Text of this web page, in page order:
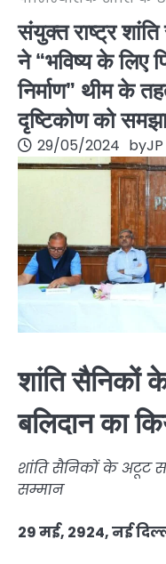
संयुक्त राष्ट्र
ने “भविष्य के लिए
निर्माण” थीम के
दृष्टिकोण को
29/05/2024 by
शांति सैनिकों
बलिदान का
शांति सैनिकों के अटूट
सम्मान
29 मई, 2924, नई